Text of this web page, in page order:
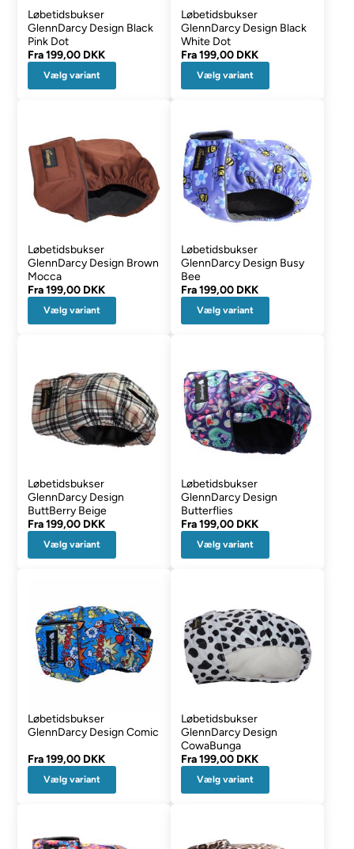
Løbetidsbukser
GlennDarcy Design Black
Pink Dot
Fra199,00 DKK
Vælg variant
Løbetidsbukser
GlennDarcy Design Black
White Dot
Fra199,00 DKK
Vælg variant
Løbetidsbukser
GlennDarcy Design Brown
Mocca
Fra199,00 DKK
Vælg variant
Løbetidsbukser
GlennDarcy Design Busy
Bee
Fra199,00 DKK
Vælg variant
Løbetidsbukser
GlennDarcy Design
ButtBerry Beige
Fra199,00 DKK
Vælg variant
Løbetidsbukser
GlennDarcy Design
Butterflies
Fra199,00 DKK
Vælg variant
Løbetidsbukser
GlennDarcy Design Comic
Fra199,00 DKK
Vælg variant
Løbetidsbukser
GlennDarcy Design
CowaBunga
Fra199,00 DKK
Vælg variant